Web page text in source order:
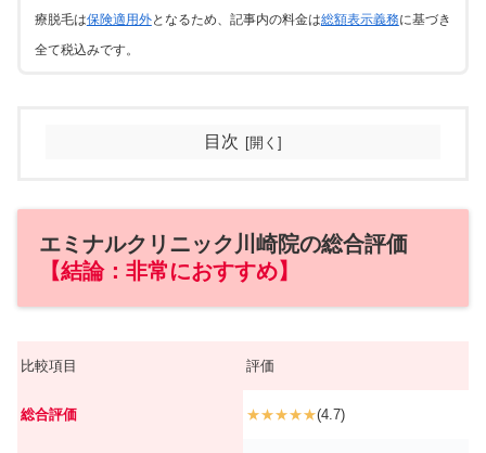
療脱毛は保険適用外となるため、記事内の料金は総額表示義務に基づき
全て税込みです。
目次
エミナルクリニック川崎院の総合評価
【結論：非常におすすめ】
比較項目 評価
総合評価 ★★★★★(4.7)